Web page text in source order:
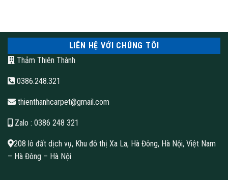
LIÊN HỆ VỚI CHÚNG TÔI
Thảm Thiên Thành
0386.248.321
thienthanhcarpet@gmail.com
Zalo : 0386 248 321
208 lô đất dịch vụ, Khu đô thị Xa La, Hà Đông, Hà Nội, Việt Nam
– Hà Đông – Hà Nội